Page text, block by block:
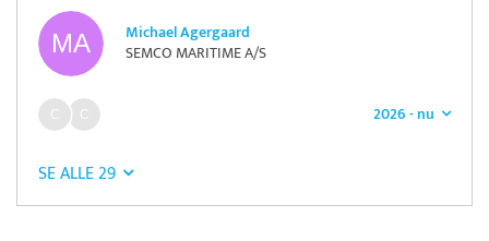
Michael Agergaard
SEMCO MARITIME A/S
2026 - nu
SE ALLE 29